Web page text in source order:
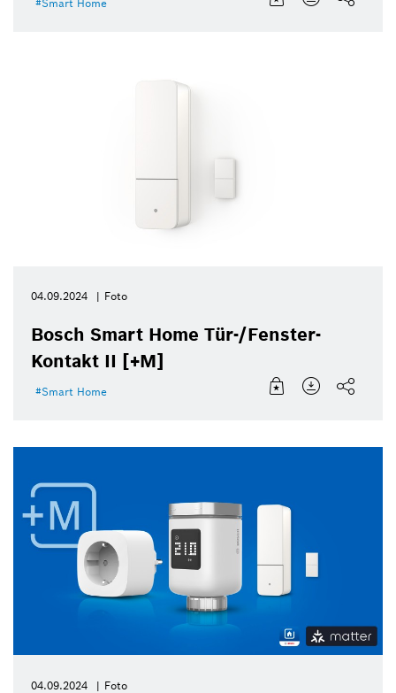
Smart Home
04.09.2024 Foto
Bosch Smart Home Tür-/Fenster-
Kontakt II [+M]
Smart Home
04.09.2024 Foto